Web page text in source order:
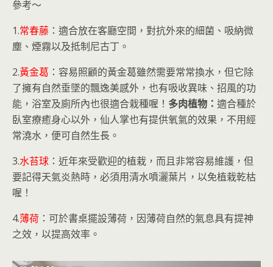
參考～
1.常春藤 ：適合放在客廳空間，對抗外來的細菌、吸納微
塵、煙霧以及抵制尼古丁。
2.黃金葛 ：容易照顧的黃金葛雖然需要常常換水，但它除
了擁有自然垂墜的飄逸美感外，也有吸收異味、招風的功
能，浴室及廁所內也很適合栽種喔！ 多肉植物： 適合種於
臥室療癒身心以外，仙人掌也有提供氧氣的效果，不用經
常澆水，便可自然生長。
3.水苔球 ：近年來受歡迎的植栽，而且非常容易維護，但
要記得天氣炎熱時，必須用清水噴灑葉片，以免植栽乾枯
喔！
4.薄荷 ：可於書桌擺設薄荷，因薄荷自然的氣息具有提神
之效，以提高效率。